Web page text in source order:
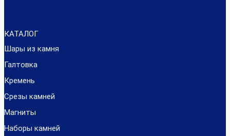
КАТАЛОГ
Шары из камня
Галтовка
Кремень
Срезы камней
Магниты
Наборы камней